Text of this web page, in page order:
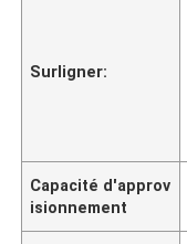
Surligner:
Capacité d'approv
isionnement